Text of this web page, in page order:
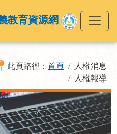
教育資源網
此頁路徑： 首頁
人權消息
人權報導